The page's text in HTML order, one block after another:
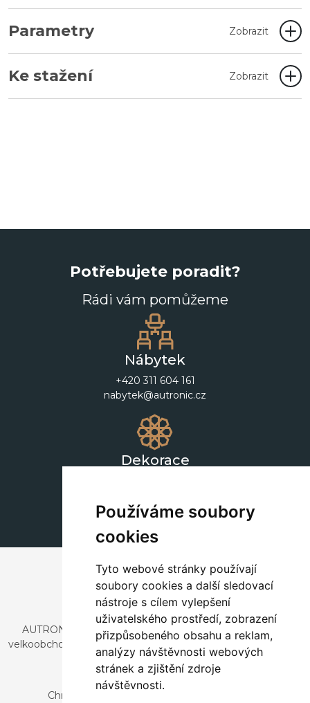
Používáme soubory
cookies
Tyto webové stránky používají
soubory cookies a další sledovací
nástroje s cílem vylepšení
uživatelského prostředí, zobrazení
přizpůsobeného obsahu a reklam,
analýzy návštěvnosti webových
stránek a zjištění zdroje
návštěvnosti.
Parametry Zobrazit
Ke stažení Zobrazit
Potřebujete poradit?
Rádi vám pomůžeme
Nábytek
+420 311 604 161
nabytek@autronic.cz
Dekorace
AUTRONIC, s.r.o. je společnost zabývající se dovozem a
velkoobchodním prodejem designového i stylového nábytku
a dekorací.
Česká republika
Chrustenice 270, 267 12 Loděnice u Berouna